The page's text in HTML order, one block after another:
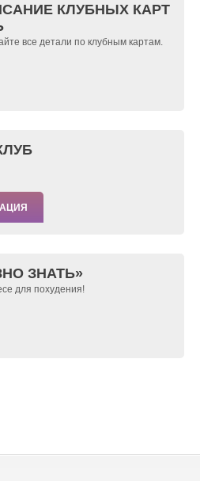
КЛУБНЫХ КАРТ
все детали по клубным картам.
ЗНАТЬ»
для похудения!